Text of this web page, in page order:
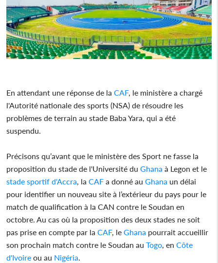
En attendant une réponse de la CAF, le ministère a chargé
l'Autorité nationale des sports (NSA) de résoudre les
problèmes de terrain au stade Baba Yara, qui a été
suspendu.
Précisons qu’avant que le ministère des Sport ne fasse la
proposition du stade de l'Université duGhana à Legon et le
stade sportif d'Accra, la CAF a donné auGhana un délai
pour identifier un nouveau site à l’extérieur du pays pour le
match de qualification à la CAN contre le Soudan en
octobre. Au cas où la proposition des deux stades ne soit
pas prise en compte par la CAF, leGhana pourrait accueillir
son prochain match contre le Soudan au Togo, en Côte
d'Ivoire ou au Nigéria.